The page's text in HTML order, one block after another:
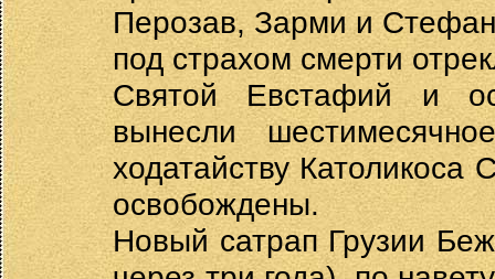
Перозав, Зарми и
под страхом смерти
Святой Евстафий и
вынесли
ходатайству Католикоса
освобождены.
Новый сатрап Грузии